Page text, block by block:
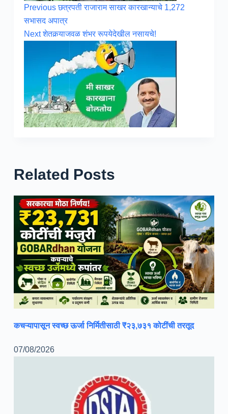
Previousछत्रपती राजाराम साखर कारखान्याचे 1,272
सभासद अपात्र
Nextशेतकर्‍याजवळ शंभर रूपयेदेखील नसायचे!
Related Posts
कचऱ्यापासून स्वच्छ ऊर्जा निर्मितीसाठी ₹२३,७३१ कोटींची तरतूद
07/08/2026